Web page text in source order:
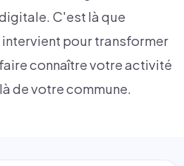
C'est là que
pour transformer
connaître votre activité
de votre commune.